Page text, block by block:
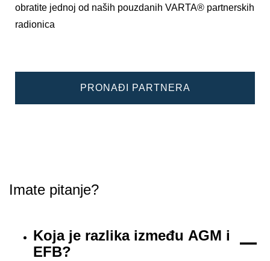
obratite jednoj od naših pouzdanih VARTA® partnerskih
radionica
PRONAĐI PARTNERA
Imate pitanje?
Koja je razlika između AGM i
EFB?